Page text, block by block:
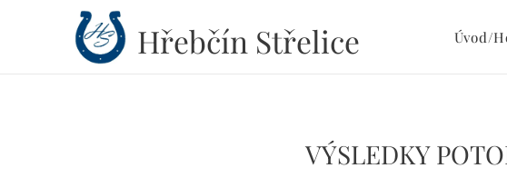
Hřebčín Střelice Úvod/
VÝSLEDKY